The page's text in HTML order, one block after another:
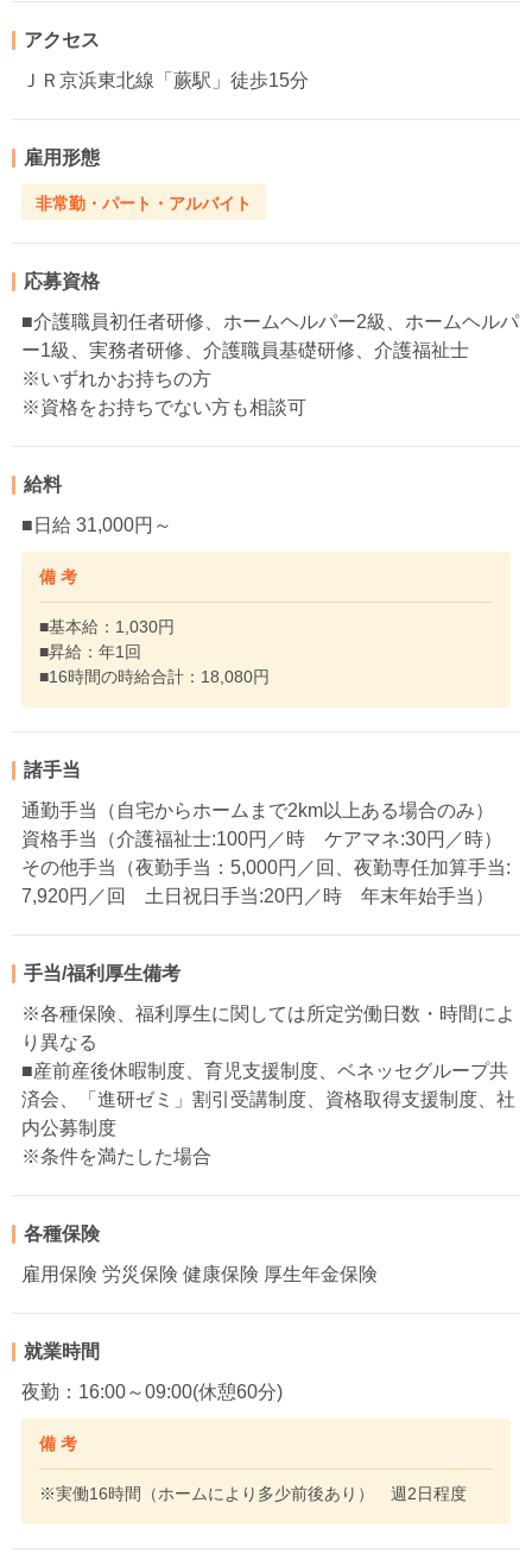
アクセス
ＪＲ京浜東北線「蕨駅」徒歩15分
雇用形態
非常勤・パート・アルバイト
応募資格
■介護職員初任者研修、ホームヘルパー2級、ホームヘルパ
ー1級、実務者研修、介護職員基礎研修、介護福祉士
※いずれかお持ちの方
※資格をお持ちでない方も相談可
給料
■日給 31,000円～
備 考
■基本給：1,030円
■昇給：年1回
■16時間の時給合計：18,080円
諸手当
通勤手当（自宅からホームまで2km以上ある場合のみ）
資格手当（介護福祉士:100円／時 ケアマネ:30円／時）
その他手当（夜勤手当：5,000円／回、夜勤専任加算手当:
7,920円／回 土日祝日手当:20円／時 年末年始手当）
手当/福利厚生備考
※各種保険、福利厚生に関しては所定労働日数・時間によ
り異なる
■産前産後休暇制度、育児支援制度、ベネッセグループ共
済会、「進研ゼミ」割引受講制度、資格取得支援制度、社
内公募制度
※条件を満たした場合
各種保険
雇用保険 労災保険 健康保険 厚生年金保険
就業時間
夜勤：16:00～09:00(休憩60分)
備 考
※実働16時間（ホームにより多少前後あり） 週2日程度